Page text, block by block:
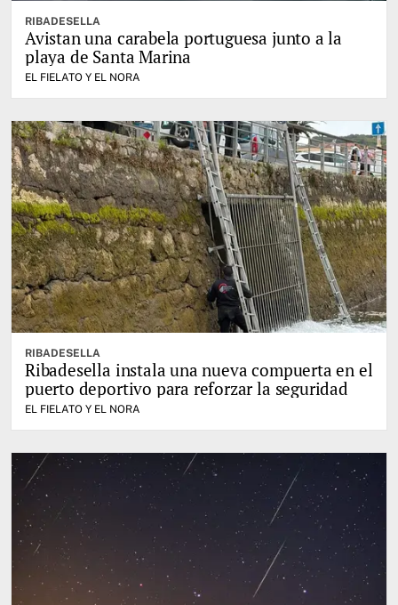
RIBADESELLA
Avistan una carabela portuguesa junto a la
playa de Santa Marina
EL FIELATO Y EL NORA
RIBADESELLA
Ribadesella instala una nueva compuerta en el
puerto deportivo para reforzar la seguridad
EL FIELATO Y EL NORA